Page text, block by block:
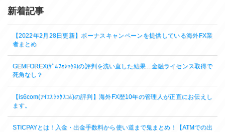
新着記事
【2022年2月28日更新】ボーナスキャンペーンを提供している海外FX業
者まとめ
GEMFOREX(ｹﾞﾑﾌｫﾚｯｸｽ)の評判を洗い直した結果…金融ライセンス取得で
死角なし？
【is6com(ｱｲｴｽｼｯｸｽｺﾑ)の評判】海外FX歴10年の管理人が正直にお伝えし
ます。
STICPAYとは！入金・出金手数料から使い道まで鬼まとめ！【ATMでの出